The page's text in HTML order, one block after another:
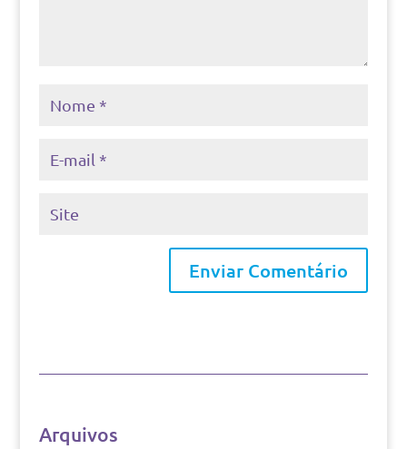
Arquivos